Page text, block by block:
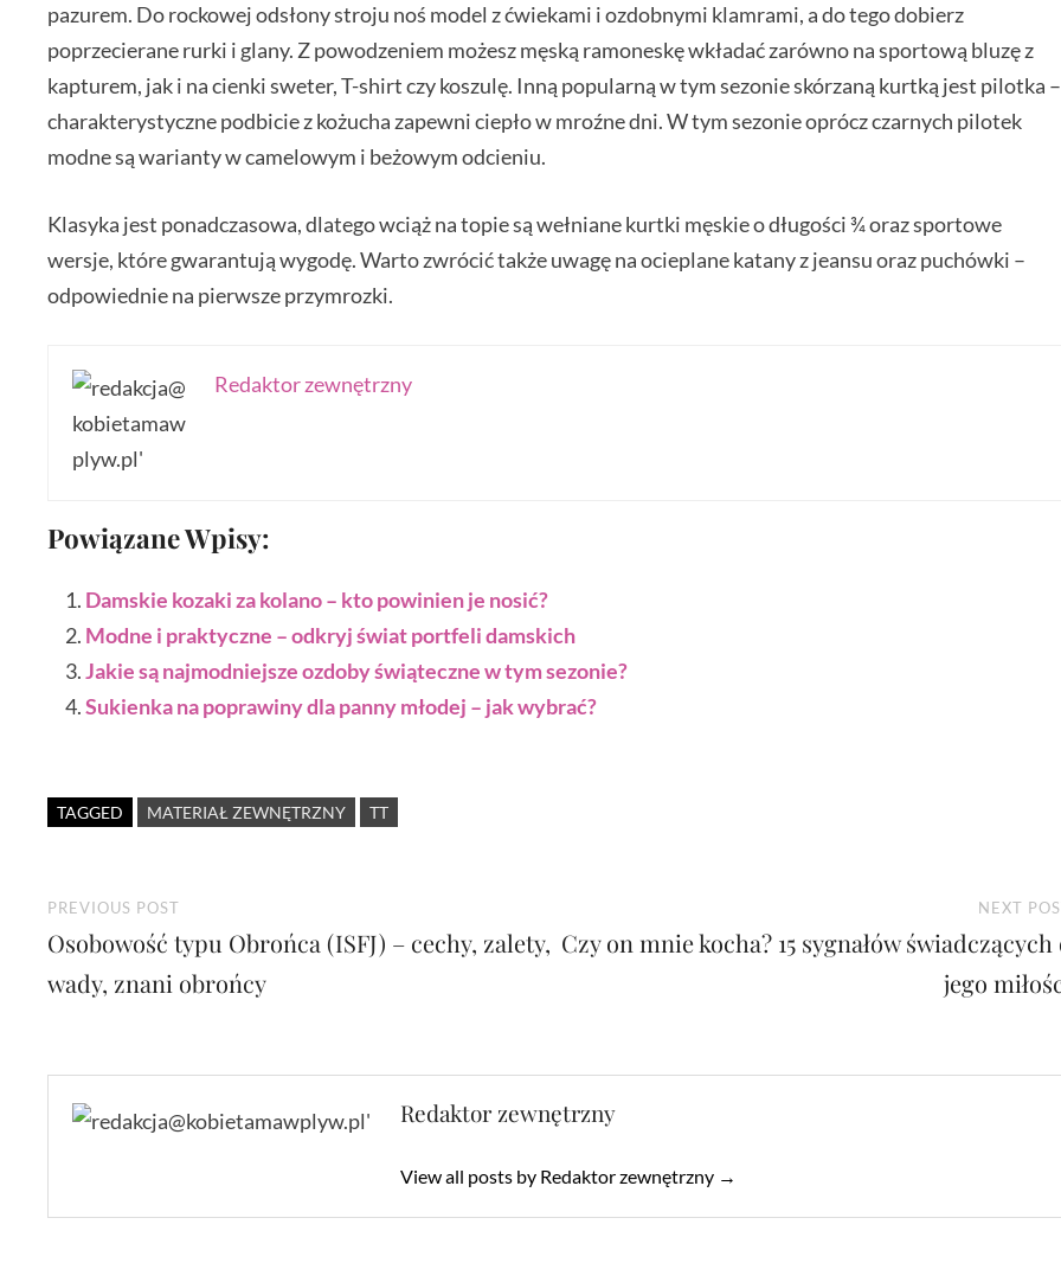
pazurem. Do rockowej odsłony stroju noś model z ćwiekami i ozdobnymi klamrami, a do tego dobierz
poprzecierane rurki i glany. Z powodzeniem możesz męską ramoneskę wkładać zarówno na sportową bluzę z
kapturem, jak i na cienki sweter, T-shirt czy koszulę. Inną popularną w tym sezonie skórzaną kurtką jest pilotka –
charakterystyczne podbicie z kożucha zapewni ciepło w mroźne dni. W tym sezonie oprócz czarnych pilotek
modne są warianty w camelowym i beżowym odcieniu.
Klasyka jest ponadczasowa, dlatego wciąż na topie są wełniane kurtki męskie o długości ¾ oraz sportowe
wersje, które gwarantują wygodę. Warto zwrócić także uwagę na ocieplane katany z jeansu oraz puchówki –
odpowiednie na pierwsze przymrozki.
Redaktor zewnętrzny
Powiązane Wpisy:
Damskie kozaki za kolano – kto powinien je nosić?
Modne i praktyczne – odkryj świat portfeli damskich
Jakie są najmodniejsze ozdoby świąteczne w tym sezonie?
Sukienka na poprawiny dla panny młodej – jak wybrać?
TAGGED MATERIAŁ ZEWNĘTRZNY TT
Nawigacja
wpisu
PREVIOUS POST
post:
Osobowość typu Obrońca (ISFJ) – cechy, zalety,
wady, znani obrońcy
NEXT
Czy on mnie kocha? 15 sygnałów świadczących
jego
Redaktor zewnętrzny
View all posts by Redaktor zewnętrzny →